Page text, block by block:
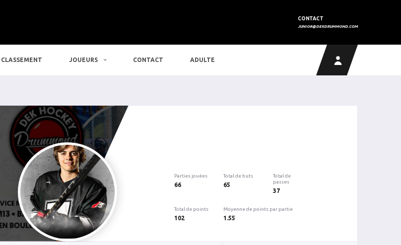
CONTACT
JUNIOR@DEKDRUMMOND.COM
CLASSEMENT JOUEURS CONTACT ADULTE
Parties jouées
66
Total de buts
65
Total de
passes
37
Total de points
102
Moyenne de points par partie
1.55